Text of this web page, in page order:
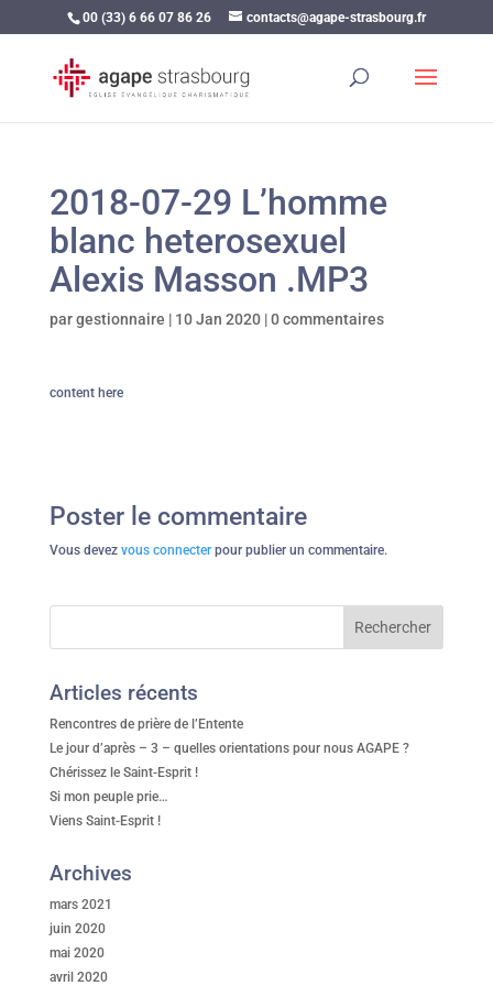
00 (33) 6 66 07 86 26 contacts@agape-strasbourg.fr
2018-07-29 L’homme
blanc heterosexuel
Alexis Masson .MP3
pargestionnaire | 10 Jan 2020|0 commentaires
content here
Poster le commentaire
Vous devez vous connecterpour publier un commentaire.
Articles récents
Rencontres de prière de l’Entente
Le jour d’après – 3 – quelles orientations pour nous AGAPE ?
Chérissez le Saint-Esprit !
Si mon peuple prie…
Viens Saint-Esprit !
Archives
mars 2021
juin 2020
mai 2020
avril 2020